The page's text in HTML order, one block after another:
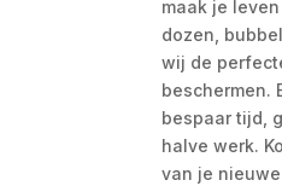
maak je
dozen,
wij de
beschermen.
bespaar tijd,
halve werk.
van je